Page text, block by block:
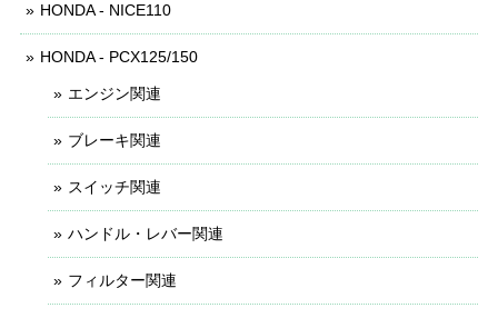
HONDA - NICE110
HONDA - PCX125/150
エンジン関連
ブレーキ関連
スイッチ関連
ハンドル・レバー関連
フィルター関連